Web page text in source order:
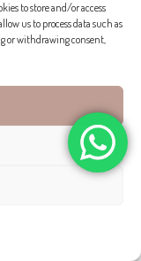
to store and/or access
us to process data such as
or withdrawing consent,
LIEBEN
Dachpool als
wie die Sonne